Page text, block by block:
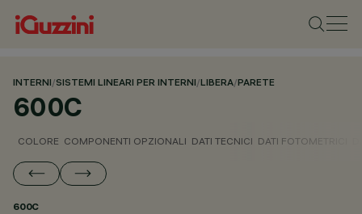
INTERNI/SISTEMI LINEARI PER INTERNI/LIBERA/PARETE
600C
COLORE COMPONENTI OPZIONALI DATI TECNICI DATI FOTOMETRICI
600C